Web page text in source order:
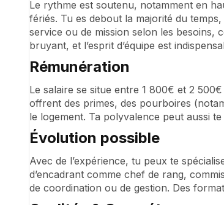
Le rythme est soutenu, notamment en
fériés. Tu es debout la majorité du
service ou de mission selon les besoins,
bruyant, et l’esprit d’équipe est
Rémunération
Le salaire se situe entre 1 800€ et 2
offrent des primes, des pourboires
le logement. Ta polyvalence peut aussi
Évolution possible
Avec de l’expérience, tu peux te
d’encadrant comme chef de rang,
de coordination ou de gestion. Des